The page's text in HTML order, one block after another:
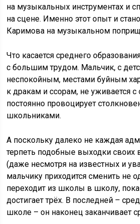
на музыкальных инструментах и
на сцене. Именно этот опыт и
Каримова на музыкальном
Что касается среднего
с большим трудом. Мальчик, с
неспокойным, местами буйным
к дракам и ссорам, не уживается
постоянно провоцирует
школьниками.
А поскольку далеко не каждая
терпеть подобные выходки своих
(даже несмотря на известных и
мальчику приходится сменить не
переходит из школы в школу,
достигает трёх. В последней –
школе – он наконец заканчивает